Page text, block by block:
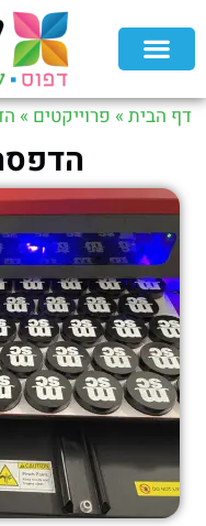
דף הבית » פרוייקטים »